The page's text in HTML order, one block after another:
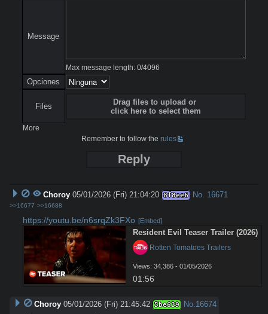
Message
Max message length: 0/4096
Opciones
Files
Drag files to upload or
click here to select them
More
Remember to follow therules
Reply
Choroy 05/01/2026 (Fri) 21:04:20 8f8ee6 No. 16671
>>16677 >>16688
https://youtu.be/n6srqZk3FXo [Embed]
Resident Evil Teaser Trailer (2026)
Rotten Tomatoes Trailers
Views: 34,386 - 01/05/2026
01:56
Choroy 05/01/2026 (Fri) 21:45:42 5be639 No.16674